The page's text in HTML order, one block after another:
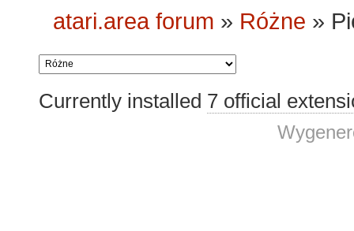
atari.area forum » Różne »
Currently installed 7 official